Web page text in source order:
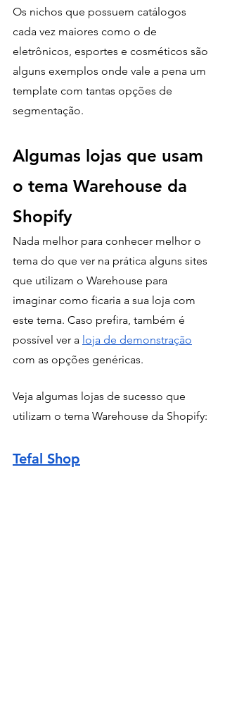
Os nichos que possuem catálogos
cada vez maiores como o de
eletrônicos, esportes e cosméticos são
alguns exemplos onde vale a pena um
template com tantas opções de
segmentação.
Algumas lojas que usam
o tema Warehouse da
Shopify
Nada melhor para conhecer melhor o
tema do que ver na prática alguns sites
que utilizam o Warehouse para
imaginar como ficaria a sua loja com
este tema. Caso prefira, também é
possível ver a loja de demonstração
com as opções genéricas.
Veja algumas lojas de sucesso que
utilizam o tema Warehouse da Shopify:
Tefal Shop